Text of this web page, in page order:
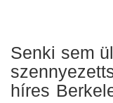
Senki sem
híres